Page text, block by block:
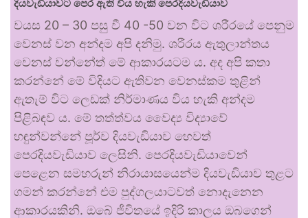
දියවැඩියාවට පෙර ඇති විය හැකි පෙරදියවැඩියාව
වයස 20 – 30 පසු වී 40 -50 වන විට ශරීරයේ පෙනුම
වෙනස් වන අන්දම අපි දනිමු. ශරීරය ඇතුලාන්තය
වෙනස් වන්නේත් මේ ආකාරයටම ය. අද අපි කතා
කරන්නේ මේ විදියට ඇතිවන වෙනස්කම තුළින්
ඇතැම් විට ලෙඩක් නිර්මාණය විය හැකි අන්දම
පිළිබඳව ය. මේ තත්ත්වය වෛද්‍ය විද්‍යාවේ
හඳුන්වන්නේ පූර්ව දියවැඩියාව හෙවත්
පෙරදියවැඩියාව ලෙසිනි. පෙරදියවැඩියාවෙන්
පෙළෙන සමහරුන් නිරායාසයෙන්ම දියවැඩියාව තුළට
ගමන් කරන්නේ එම පුද්ගලයාටවත් නොදැනෙන
ආකාරයකිනි. ඔබේ ජීවිතයේ ඉදිරි කාලය ඔබගෙන්